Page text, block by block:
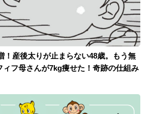
！産後太りが止まらない48歳。もう無
フ母さんが7kg痩せた！奇跡の仕組み